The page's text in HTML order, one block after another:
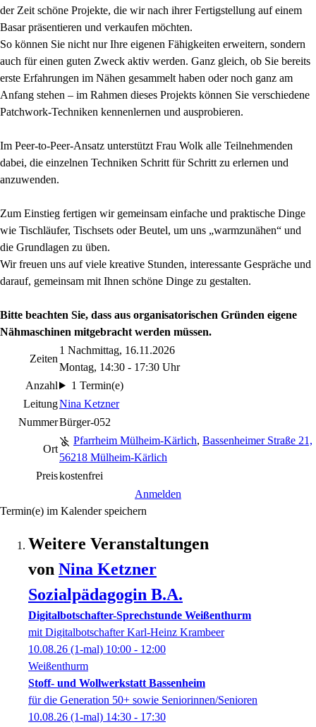
der Zeit schöne Projekte, die wir nach ihrer Fertigstellung auf einem
Basar präsentieren und verkaufen möchten.
So können Sie nicht nur Ihre eigenen Fähigkeiten erweitern, sondern
auch für einen guten Zweck aktiv werden. Ganz gleich, ob Sie bereits
erste Erfahrungen im Nähen gesammelt haben oder noch ganz am
Anfang stehen – im Rahmen dieses Projekts können Sie verschiedene
Patchwork-Techniken kennenlernen und ausprobieren.
Im Peer-to-Peer-Ansatz unterstützt Frau Wolk alle Teilnehmenden
dabei, die einzelnen Techniken Schritt für Schritt zu erlernen und
anzuwenden.
Zum Einstieg fertigen wir gemeinsam einfache und praktische Dinge
wie Tischläufer, Tischsets oder Beutel, um uns „warmzunähen“ und
die Grundlagen zu üben.
Wir freuen uns auf viele kreative Stunden, interessante Gespräche und
darauf, gemeinsam mit Ihnen schöne Dinge zu gestalten.
Bitte beachten Sie, dass aus organisatorischen Gründen eigene
Nähmaschinen mitgebracht werden müssen.
Zeiten
1 Nachmittag, 16.11.2026
Montag, 14:30 - 17:30 Uhr
Anzahl
1 Termin(e)
LeitungNina Ketzner
NummerBürger-052
Ort
Pfarrheim Mülheim-Kärlich, Bassenheimer Straße 21,
56218 Mülheim-Kärlich
Preiskostenfrei
Anmelden
Termin(e) im Kalender speichern
Weitere Veranstaltungen
von Nina Ketzner
Sozialpädagogin B.A.
Digitalbotschafter-Sprechstunde Weißenthurm
mit Digitalbotschafter Karl-Heinz Krambeer
10.08.26 (1-mal) 10:00 - 12:00
Weißenthurm
Stoff- und Wollwerkstatt Bassenheim
für die Generation 50+ sowie Seniorinnen/Senioren
10.08.26 (1-mal) 14:30 - 17:30